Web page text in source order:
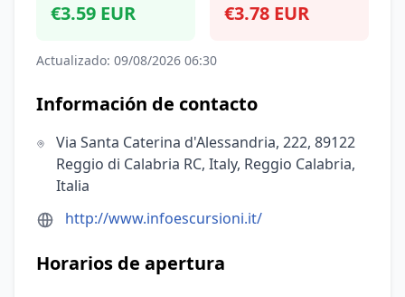
€3.59 EUR €3.78 EUR
Actualizado: 09/08/2026 06:30
Información de contacto
Via Santa Caterina d'Alessandria, 222, 89122
Reggio di Calabria RC, Italy, Reggio Calabria,
Italia
http://www.infoescursioni.it/
Horarios de apertura